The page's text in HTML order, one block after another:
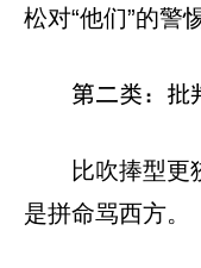
松对“他们”的警惕
第二类：批
比吹捧型更
是拼命骂西方。